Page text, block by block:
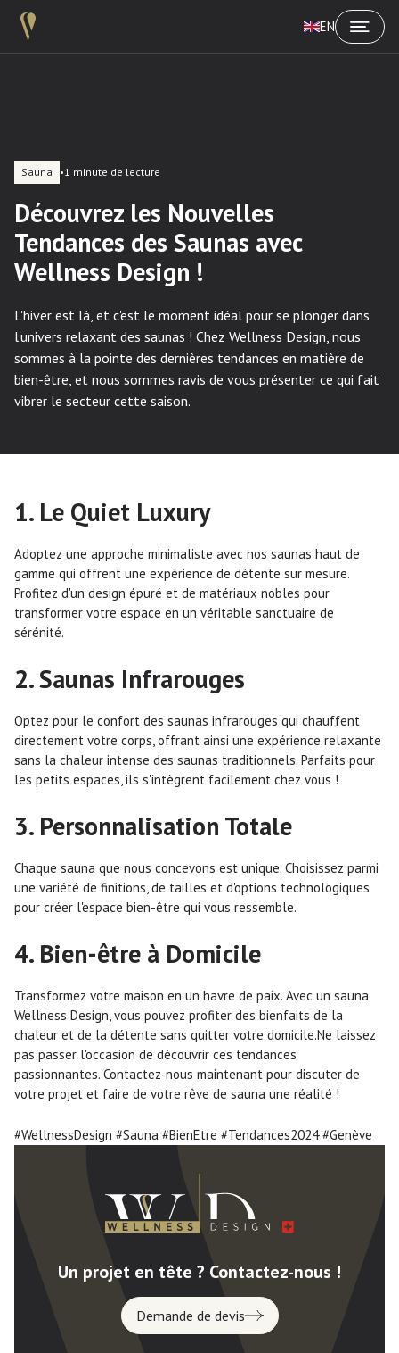
EN
Sauna •1 minute de lecture
Découvrez les Nouvelles
Tendances des Saunas avec
Wellness Design !
L'hiver est là, et c'est le moment idéal pour se plonger dans
l'univers relaxant des saunas ! Chez Wellness Design, nous
sommes à la pointe des dernières tendances en matière de
bien-être, et nous sommes ravis de vous présenter ce qui fait
vibrer le secteur cette saison.
1. Le Quiet Luxury
Adoptez une approche minimaliste avec nos saunas haut de
gamme qui offrent une expérience de détente sur mesure.
Profitez d'un design épuré et de matériaux nobles pour
transformer votre espace en un véritable sanctuaire de
sérénité.
2. Saunas Infrarouges
Optez pour le confort des saunas infrarouges qui chauffent
directement votre corps, offrant ainsi une expérience relaxante
sans la chaleur intense des saunas traditionnels. Parfaits pour
les petits espaces, ils s'intègrent facilement chez vous !
3. Personnalisation Totale
Chaque sauna que nous concevons est unique. Choisissez parmi
une variété de finitions, de tailles et d'options technologiques
pour créer l'espace bien-être qui vous ressemble.
4. Bien-être à Domicile
Transformez votre maison en un havre de paix. Avec un sauna
Wellness Design, vous pouvez profiter des bienfaits de la
chaleur et de la détente sans quitter votre domicile.Ne laissez
pas passer l'occasion de découvrir ces tendances
passionnantes. Contactez-nous maintenant pour discuter de
votre projet et faire de votre rêve de sauna une réalité !
#WellnessDesign #Sauna #BienEtre #Tendances2024 #Genève
Un projet en tête ? Contactez-nous !
Demande de devis